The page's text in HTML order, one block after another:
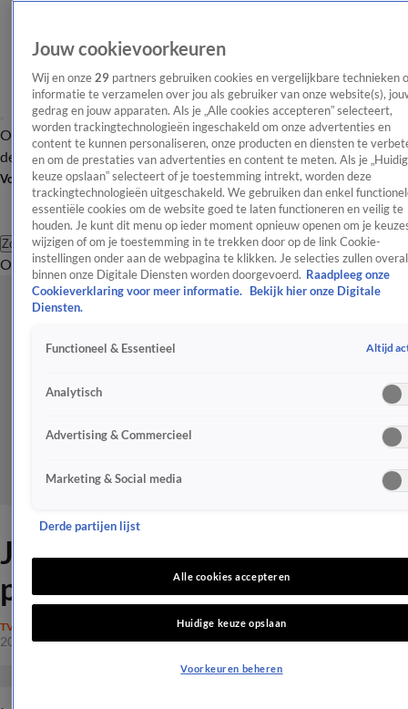
OverzichtAfleveringen Entertainment TV Algemeen
Tip
de redactieNieuwsbrief
Volg Shownieuws
Zoeken
OverzichtEntertainmentSpraakmakendRealityCrimeVideo's
Je Huis op Orde-kijkers staan
perplex: 'Wat een zooitje'
TV
20 mrt 2024, 20:41
Jouw cookievoorkeuren
Wij en onze 29 partners gebruiken cookies en vergelijkbare technieken
informatie te verzamelen over jou als gebruiker van onze website(s),
gedrag en jouw apparaten. Als je „Alle cookies accepteren” selecteert,
worden trackingtechnologieën ingeschakeld om onze advertenties en
content te kunnen personaliseren, onze producten en diensten te
en om de prestaties van advertenties en content te meten. Als je
keuze opslaan” selecteert of je toestemming intrekt, worden deze
trackingtechnologieën uitgeschakeld. We gebruiken dan enkel
essentiële cookies om de website goed te laten functioneren en veilig te
houden. Je kunt dit menu op ieder moment opnieuw openen om je
wijzigen of om je toestemming in te trekken door op de link Cookie-
instellingen onder aan de webpagina te klikken. Je selecties zullen overal
binnen onze Digitale Diensten worden doorgevoerd. Raadpleeg onze
Cookieverklaring voor meer informatie.
Bekijk hier onze Digitale
Diensten.
Functioneel & Essentieel Altijd
Analytisch
Advertising & Commercieel
Marketing & Social media
Derde partijen lijst
Alle cookies accepteren
Huidige keuze opslaan
Voorkeuren beheren